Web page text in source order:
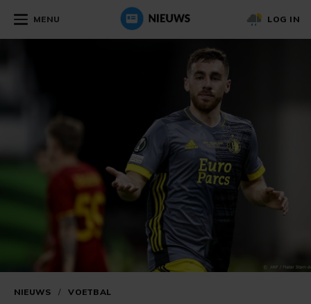
MENU LOG IN
NIEUWS / VOETBAL